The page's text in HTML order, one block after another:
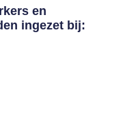
en
ingezet bij: